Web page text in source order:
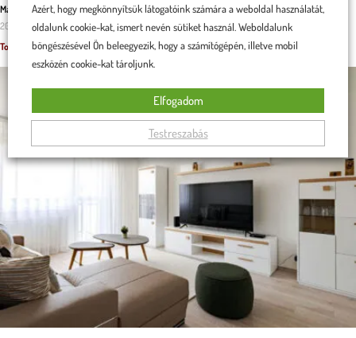
Malaga U alakú kanapé a családi kényelem záloga
2025.11.29.
Tovább olvasom »
Azért, hogy megkönnyítsük látogatóink számára a weboldal használatát,
oldalunk cookie-kat, ismert nevén sütiket használ. Weboldalunk
böngészésével Ön beleegyezik, hogy a számítógépén, illetve mobil
eszközén cookie-kat tároljunk.
Testreszabás
Elfogadom